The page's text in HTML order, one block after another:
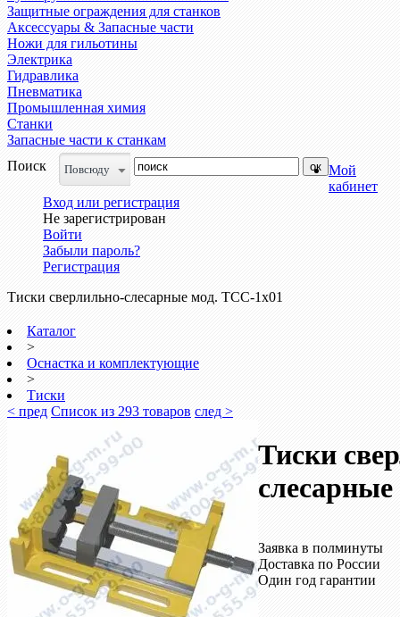
Защитные ограждения для станков
Аксессуары & Запасные части
Ножи для гильотины
Электрика
Гидравлика
Пневматика
Промышленная химия
Станки
Запасные части к станкам
Поиск
Повсюду
Мой
кабинет
Вход или регистрация
Не зарегистрирован
Войти
Забыли пароль?
Регистрация
Тиски сверлильно-слесарные мод. ТСС-1х01
Каталог
>
Оснастка и комплектующие
>
Тиски
< пред Список из 293 товаров след >
Тиски
Заявка в полминуты
Доставка по России
Один год гарантии